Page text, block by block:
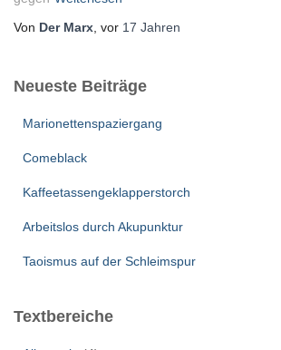
Von Der Marx , vor 17 Jahren
Neueste Beiträge
Marionettenspaziergang
Comeblack
Kaffeetassengeklapperstorch
Arbeitslos durch Akupunktur
Taoismus auf der Schleimspur
Textbereiche